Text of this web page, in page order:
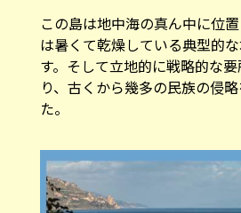
この島は地中海の真ん中に位
は暑くて乾燥している典型的
す。そして立地的に戦略的な
り、古くから幾多の民族の侵
た。